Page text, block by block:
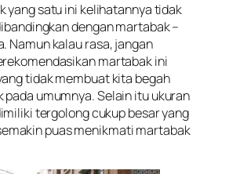
yang satu ini kelihatannya tidak
dengan martabak –
Namun kalau rasa, jangan
martabak ini
tidak membuat kita begah
umumnya. Selain itu ukuran
tergolong cukup besar yang
puas menikmati martabak